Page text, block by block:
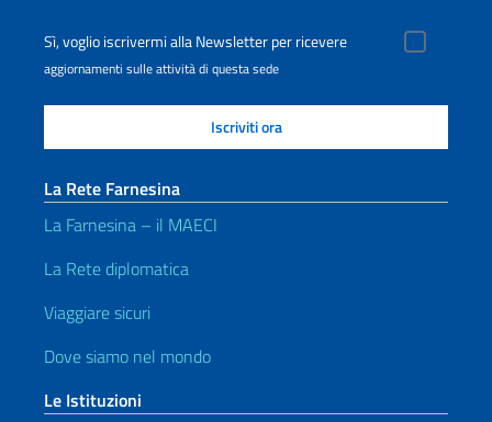
Sì, voglio iscrivermi alla Newsletter per ricevere
aggiornamenti sulle attività di questa sede
La Rete Farnesina
La Farnesina – il MAECI
La Rete diplomatica
Viaggiare sicuri
Dove siamo nel mondo
Le Istituzioni